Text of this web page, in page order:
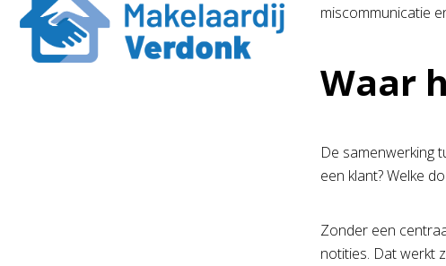
miscommunicatie
Waar
De samenwerking
een klant? Welke
Zonder een
notities. Dat werkt